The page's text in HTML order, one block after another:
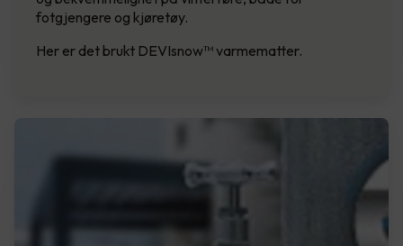
fotgjengere og kjøretøy.
Her er det brukt DEVIsnow™ varmematter.